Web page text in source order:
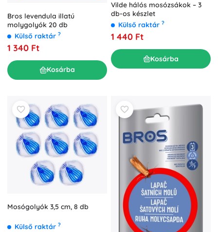
Bros levendula illatú
molygolyók 20 db
Külső raktár ?
1 340 Ft
Kosárba
Vilde hálós mosózsákok – 3
db-os készlet
Külső raktár ?
1 440 Ft
Kosárba
Mosógolyók 3,5 cm, 8 db
Külső raktár ?